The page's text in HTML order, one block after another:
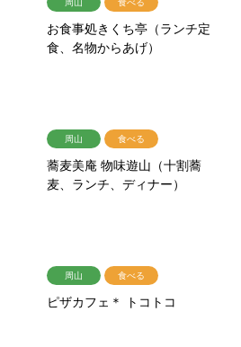
お食事処きくち亭（ランチ定
食、名物からあげ）
周山 食べる
蕎麦美庵 物味遊山（十割蕎
麦、ランチ、ディナー）
周山 食べる
ピザカフェ＊ トコトコ